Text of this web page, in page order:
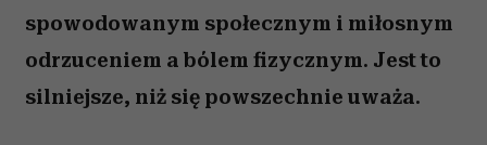
spowodowanym społecznym i miłosnym
odrzuceniem a bólem fizycznym. Jest to
silniejsze, niż się powszechnie uważa.